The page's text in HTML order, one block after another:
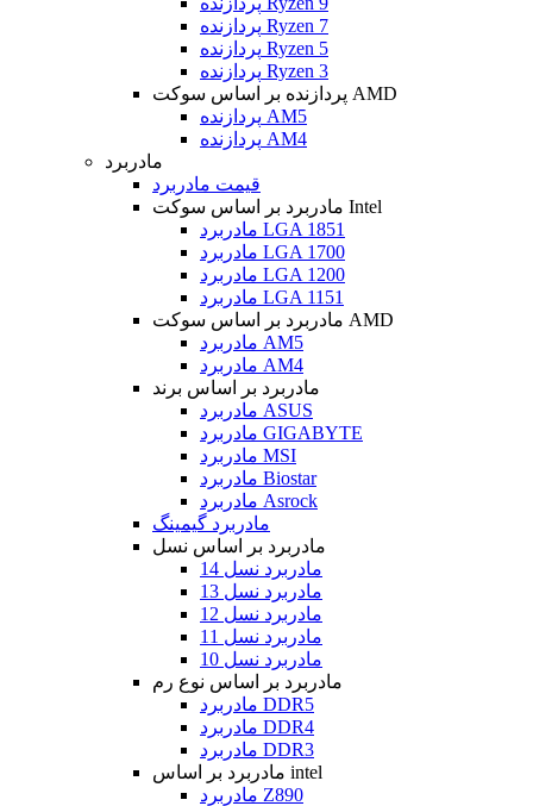
پردازنده Ryzen 7
پردازنده Ryzen 5
پردازنده Ryzen 3
پردازنده بر اساس سوکت AMD
پردازنده AM5
پردازنده AM4
مادربرد
قیمت مادربرد
مادربرد بر اساس سوکت Intel
مادربرد LGA 1851
مادربرد LGA 1700
مادربرد LGA 1200
مادربرد LGA 1151
مادربرد بر اساس سوکت AMD
مادربرد AM5
مادربرد AM4
مادربرد بر اساس برند
مادربرد ASUS
مادربرد GIGABYTE
مادربرد MSI
مادربرد Biostar
مادربرد Asrock
مادربرد گیمینگ
مادربرد بر اساس نسل
مادربرد نسل 14
مادربرد نسل 13
مادربرد نسل 12
مادربرد نسل 11
مادربرد نسل 10
مادربرد بر اساس نوع رم
مادربرد DDR5
مادربرد DDR4
مادربرد DDR3
مادربرد بر اساس intel
مادربرد Z890